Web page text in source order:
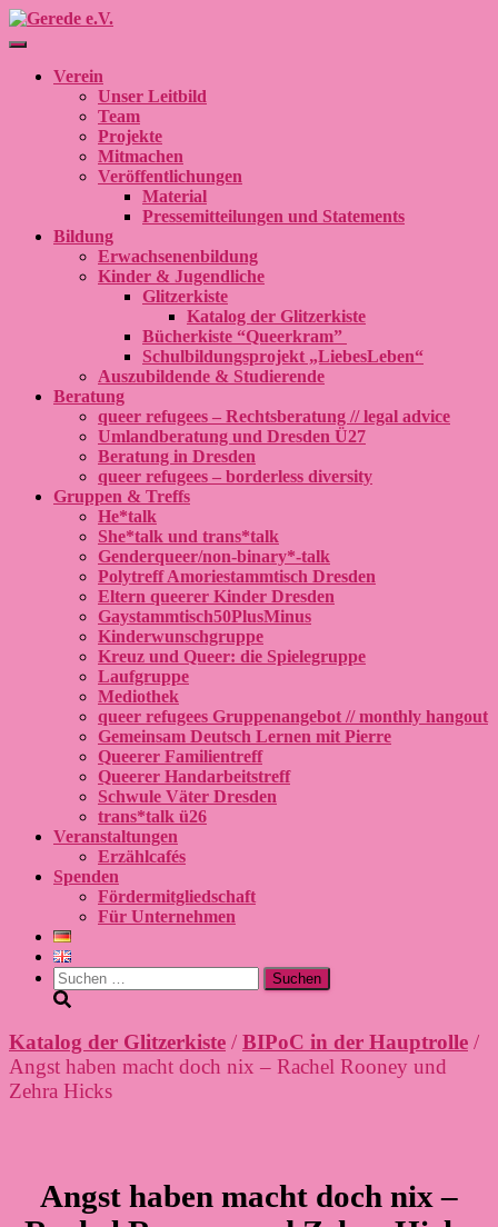
Navigation umschalten
Verein
Unser Leitbild
Team
Projekte
Mitmachen
Veröffentlichungen
Material
Pressemitteilungen und Statements
Bildung
Erwachsenenbildung
Kinder & Jugendliche
Glitzerkiste
Katalog der Glitzerkiste
Bücherkiste “Queerkram”
Schulbildungsprojekt „LiebesLeben“
Auszubildende & Studierende
Beratung
queer refugees – Rechtsberatung // legal advice
Umlandberatung und Dresden Ü27
Beratung in Dresden
queer refugees – borderless diversity
Gruppen & Treffs
He*talk
She*talk und trans*talk
Genderqueer/non-binary*-talk
Polytreff Amoriestammtisch Dresden
Eltern queerer Kinder Dresden
Gaystammtisch50PlusMinus
Kinderwunschgruppe
Kreuz und Queer: die Spielegruppe
Laufgruppe
Mediothek
queer refugees Gruppenangebot // monthly hangout
Gemeinsam Deutsch Lernen mit Pierre
Queerer Familientreff
Queerer Handarbeitstreff
Schwule Väter Dresden
trans*talk ü26
Veranstaltungen
Erzählcafés
Spenden
Fördermitgliedschaft
Für Unternehmen
Suchen
nach:
Katalog der Glitzerkiste / BIPoC in der Hauptrolle /
Angst haben macht doch nix – Rachel Rooney und
Zehra Hicks
Angst haben macht doch nix –